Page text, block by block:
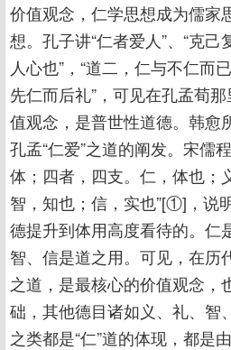
价值观念，仁学思想成为儒家
想。孔子讲“仁者爱人”、“克己
人心也”，“道二，仁与不仁而
先仁而后礼”，可见在孔孟荀
值观念，是普世性道德。韩愈
孔孟“仁爱”之道的阐发。宋儒
体；四者，四支。仁，体也；
智，知也；信，实也”[①]，说
德提升到体用高度看待的。仁
智、信是道之用。可见，在历
之道，是最核心的价值观念，
础，其他德目诸如义、礼、智
之类都是“仁”道的体现，都是由